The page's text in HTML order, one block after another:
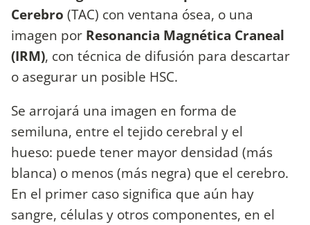
Cerebro (TAC) con ventana ósea, o una
imagen por Resonancia Magnética Craneal
(IRM), con técnica de difusión para descartar
o asegurar un posible HSC.
Se arrojará una imagen en forma de
semiluna, entre el tejido cerebral y el
hueso: puede tener mayor densidad (más
blanca) o menos (más negra) que el cerebro.
En el primer caso significa que aún hay
sangre, células y otros componentes, en el